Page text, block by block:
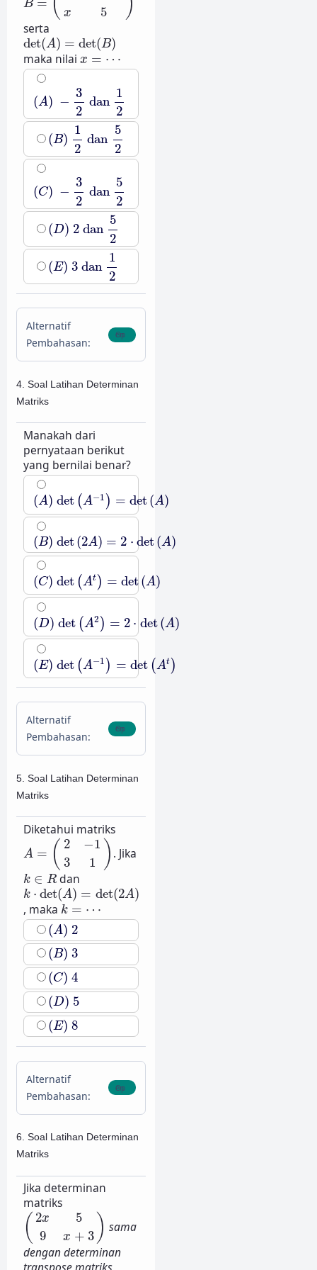
B
x 5
serta
det(A) = det(B)
det(A) det (B)
maka nilai x = ⋯
x=⋯
(A) −
3
2
dan
1
2
A 2dan 12
(B)
1
2
dan
5
2
(B)12dan52
(C) −
3
2
dan
5
2
C 2dan 52
(D) 2 dan
5
2
(D)2dan52
(E) 3 dan
1
2
(E)3dan12
Alternatif
Pembahasan:
4. Soal Latihan Determinan
Matriks
Manakah dari
pernyataan berikut
yang bernilai benar?
(A) det (A−1 ) = det(A)
(A) det (A−1)= det A )
(B) det(2A) = 2 ⋅ det(A)
(B) det (2A)= det( A
(C) det (At ) = det(A)
(C) det (A t)= det( A )
(D) det (A2 ) = 2 ⋅ det(A)
(D) det (A 2)= det (A)
(E) det (A−1 ) = det (At )
(E) det A −1)= det( A t)
Alternatif
Pembahasan:
5. Soal Latihan Determinan
Matriks
Diketahui matriks
A = ( 2 −1
3
1 )
A=(2−13 1)
. Jika
k ∈ R
k∈ R dan
k ⋅ det(A) = det(2A)
k⋅ det(A)= det( 2A)
, maka k = ⋯
k=⋯
(A) 2
(A)2
(B) 3
(B)3
(C) 4
(C)4
(D) 5
(D)5
(E) 8
(E)8
Alternatif
Pembahasan:
6. Soal Latihan Determinan
Matriks
Jika determinan
matriks
( 2x
5
9
x + 3 )
(2x59x 3)
sama
dengan determinan